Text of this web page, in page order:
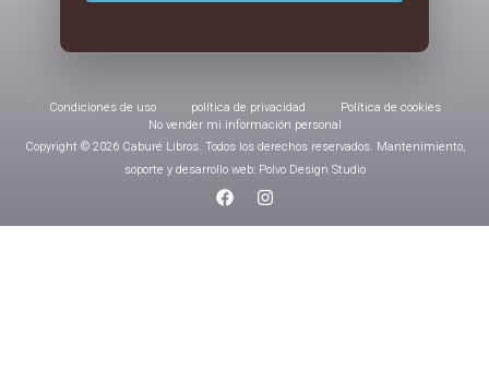
Condiciones de uso política de privacidad
Política de cookies
No vender mi información personal
Copyright © 2026 Caburé Libros. Todos los derechos reservados. Mantenimiento,
soporte y desarrollo web: Polvo Design Studio